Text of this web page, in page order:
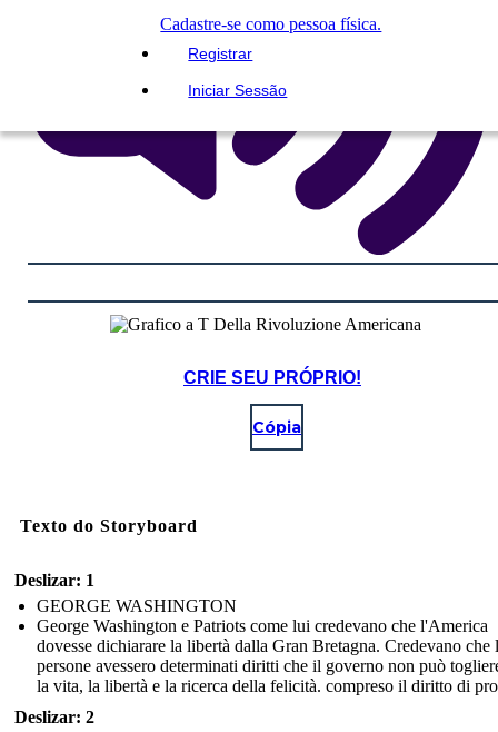
Cadastre-se como pessoa física.
Registrar
Iniciar Sessão
CRIE SEU PRÓPRIO!
Cópia
Texto do Storyboard
Deslizar: 1
GEORGE WASHINGTON
George Washington e Patriots come lui credevano che l'America
dovesse dichiarare la libertà dalla Gran Bretagna. Credevano che
persone avessero determinati diritti che il governo non può
la vita, la libertà e la ricerca della felicità. compreso il diritto di
Deslizar: 2